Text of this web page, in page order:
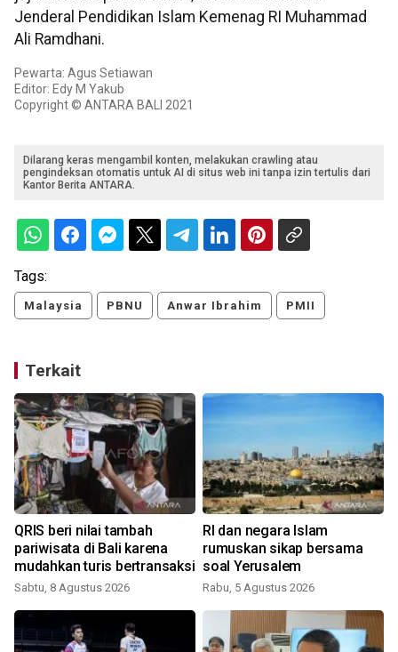
Jenderal Pendidikan Islam Kemenag RI Muhammad
Ali Ramdhani.
Pewarta: Agus Setiawan
Editor: Edy M Yakub
Copyright © ANTARA BALI 2021
Dilarang keras mengambil konten, melakukan crawling atau
pengindeksan otomatis untuk AI di situs web ini tanpa izin tertulis dari
Kantor Berita ANTARA.
Tags:
Malaysia PBNU Anwar Ibrahim PMII
Terkait
QRIS beri nilai tambah
pariwisata di Bali karena
mudahkan turis bertransaksi
Sabtu, 8 Agustus 2026
RI dan negara Islam
rumuskan sikap bersama
soal Yerusalem
Rabu, 5 Agustus 2026